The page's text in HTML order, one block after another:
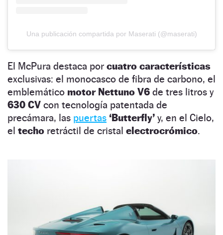
Una publicación compartida por Maserati (@maserati)
El McPura destaca por cuatro características
exclusivas: el monocasco de fibra de carbono, el
emblemático motor Nettuno V6 de tres litros y
630 CV con tecnología patentada de
precámara, las puertas ‘Butterfly’ y, en el Cielo,
el techo retráctil de cristal electrocrómico.